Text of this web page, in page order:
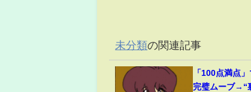
未分類の関連記事
「100点満点
完璧ムーブ→“